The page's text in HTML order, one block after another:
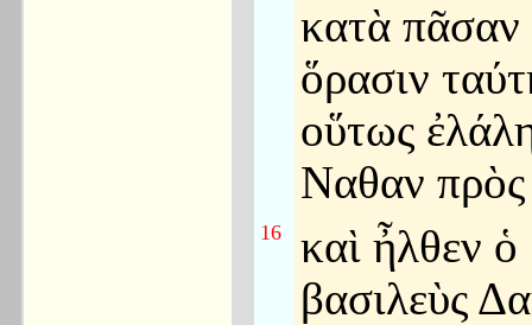
κατὰ πᾶσαν
ὅρασιν
οὕτως
Ναθαν πρὸς
16
καὶ ἦλθεν ὁ
βασιλεὺς